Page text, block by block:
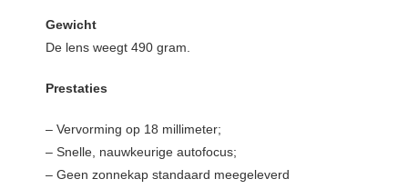
Gewicht
De lens weegt 490 gram.
Prestaties
– Vervorming op 18 millimeter;
– Snelle, nauwkeurige autofocus;
– Geen zonnekap standaard meegeleverd